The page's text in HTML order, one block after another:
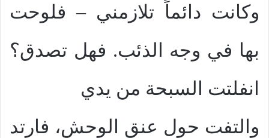
وكانت دائماً تلازمني – فلوحت
بها في وجه الذئب. فهل تصدق؟
انفلتت السبحة من يدي
والتفت حول عنق الوحش، فارتد